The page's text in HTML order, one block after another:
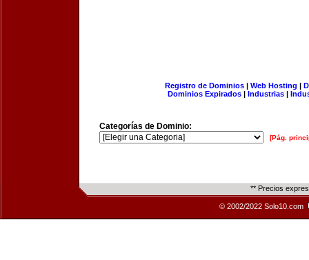
Registro de Dominios| Web Hosting |
Dominios Expirados | Industrias |
Categorías de Dominio:
[Pág.
** Precios
© 2002/2022 Solo10.com